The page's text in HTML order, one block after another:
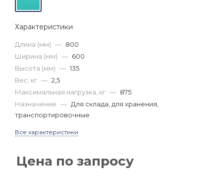
Характеристики
Длина (мм) — 800
Ширина (мм) — 600
Высота (мм) — 135
Вес, кг — 2,5
Максимальная нагрузка, кг — 875
Назначение — Для склада, для хранения,
транспортировочные
Все характеристики
Цена по запросу